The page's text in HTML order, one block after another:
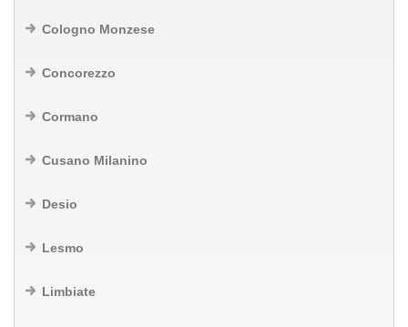
Cologno Monzese
Concorezzo
Cormano
Cusano Milanino
Desio
Lesmo
Limbiate